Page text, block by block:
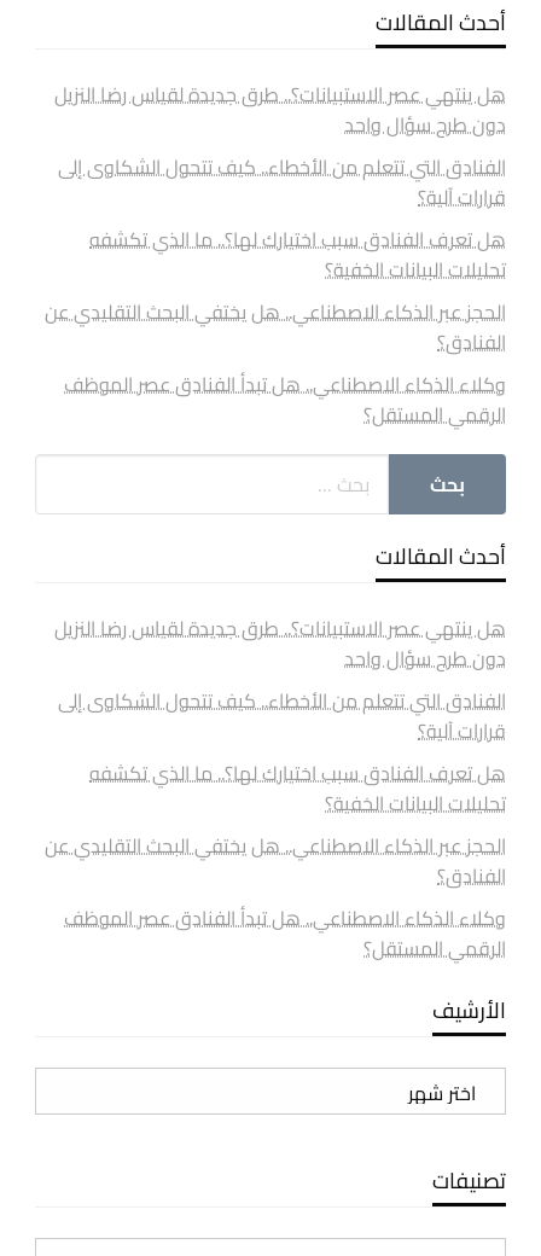
أحدث المقالات
هل ينتهي عصر الاستبيانات؟.. طرق جديدة لقياس رضا النزيل
دون طرح سؤال واحد
الفنادق التي تتعلم من الأخطاء.. كيف تتحول الشكاوى إلى
قرارات آلية؟
هل تعرف الفنادق سبب اختيارك لها؟.. ما الذي تكشفه
تحليلات البيانات الخفية؟
الحجز عبر الذكاء الاصطناعي.. هل يختفي البحث التقليدي عن
الفنادق؟
وكلاء الذكاء الاصطناعي.. هل تبدأ الفنادق عصر الموظف
الرقمي المستقل؟
أحدث المقالات
هل ينتهي عصر الاستبيانات؟.. طرق جديدة لقياس رضا النزيل
دون طرح سؤال واحد
الفنادق التي تتعلم من الأخطاء.. كيف تتحول الشكاوى إلى
قرارات آلية؟
هل تعرف الفنادق سبب اختيارك لها؟.. ما الذي تكشفه
تحليلات البيانات الخفية؟
الحجز عبر الذكاء الاصطناعي.. هل يختفي البحث التقليدي عن
الفنادق؟
وكلاء الذكاء الاصطناعي.. هل تبدأ الفنادق عصر الموظف
الرقمي المستقل؟
الأرشيف
الأرشيف
تصنيفات